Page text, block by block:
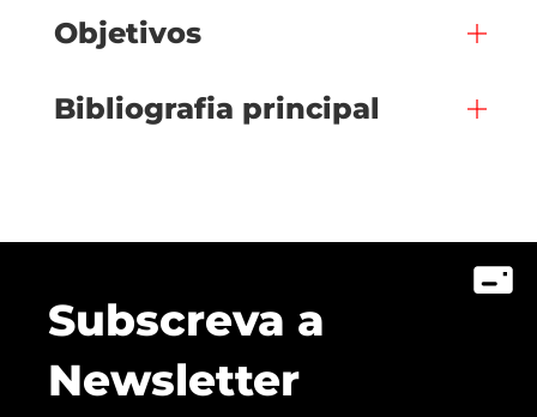
Objetivos
Bibliografia principal
Subscreva a
Newsletter